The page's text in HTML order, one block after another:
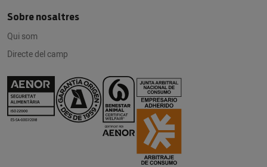
Sobre nosaltres
Qui som
Directe del camp